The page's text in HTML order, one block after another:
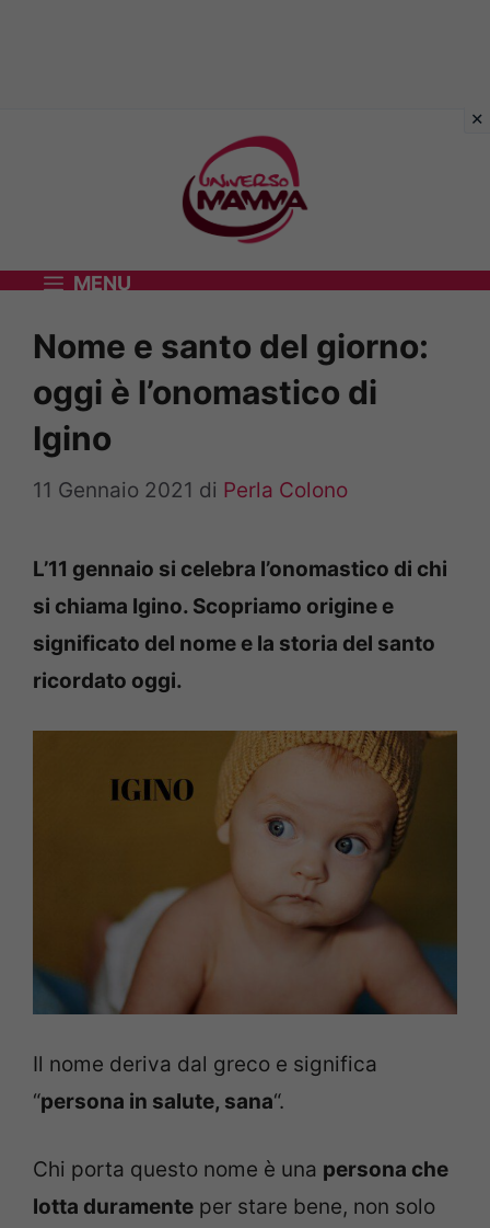
MENU
Nome e santo del giorno:
oggi è l’onomastico di
Igino
11 Gennaio 2021 di Perla Colono
L’11 gennaio si celebra l’onomastico di chi
si chiama Igino. Scopriamo origine e
significato del nome e la storia del santo
ricordato oggi.
Il nome deriva dal greco e significa
“persona in salute, sana“.
Chi porta questo nome è una persona che
lotta duramente per stare bene, non solo